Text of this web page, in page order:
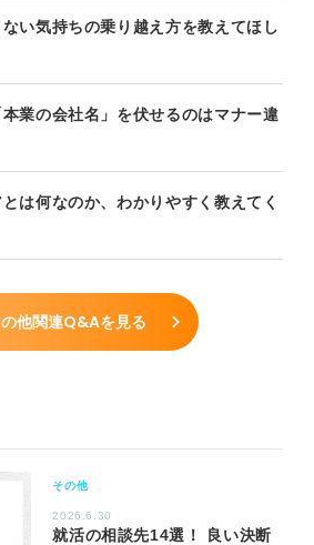
い気持ちの乗り越え方を教えてほし
業の会社名」を伏せるのはマナー違
は何なのか、わかりやすく教えてく
他関連Q&Aを見る
その他
2026.6.30
就活の相談先14選！ 良い決断